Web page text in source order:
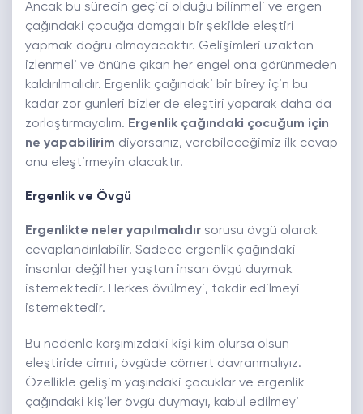
Ancak bu sürecin geçici olduğu bilinmeli ve ergen
çağındaki çocuğa damgalı bir şekilde eleştiri
yapmak doğru olmayacaktır. Gelişimleri uzaktan
izlenmeli ve önüne çıkan her engel ona görünmeden
kaldırılmalıdır. Ergenlik çağındaki bir birey için bu
kadar zor günleri bizler de eleştiri yaparak daha da
zorlaştırmayalım. Ergenlik çağındaki çocuğum için
ne yapabilirim diyorsanız, verebileceğimiz ilk cevap
onu eleştirmeyin olacaktır.
Ergenlik ve Övgü
Ergenlikte neler yapılmalıdır sorusu övgü olarak
cevaplandırılabilir. Sadece ergenlik çağındaki
insanlar değil her yaştan insan övgü duymak
istemektedir. Herkes övülmeyi, takdir edilmeyi
istemektedir.
Bu nedenle karşımızdaki kişi kim olursa olsun
eleştiride cimri, övgüde cömert davranmalıyız.
Özellikle gelişim yaşındaki çocuklar ve ergenlik
çağındaki kişiler övgü duymayı, kabul edilmeyi